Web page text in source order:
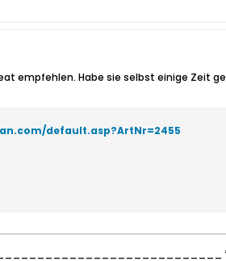
empfehlen. Habe sie selbst einige Zeit
default.asp?ArtNr=2455